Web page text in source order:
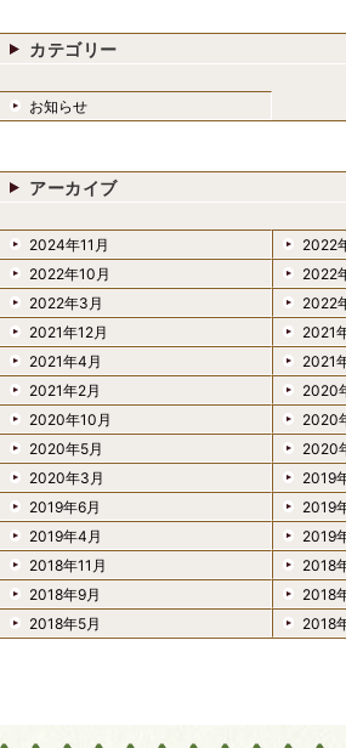
カテゴリー
お知らせ
アーカイブ
2024年11月
2022
2022年10月
2022
2022年3月
2022
2021年12月
2021
2021年4月
2021
2021年2月
2020
2020年10月
2020
2020年5月
2020
2020年3月
2019
2019年6月
2019
2019年4月
2019
2018年11月
2018
2018年9月
2018
2018年5月
2018